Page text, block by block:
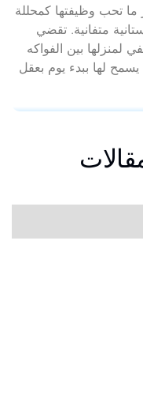
ما تحب وظيفتها كمحللة
متفانية. تقضي
لمنزلها بين الفواكه
لها ببدء يوم بعقل